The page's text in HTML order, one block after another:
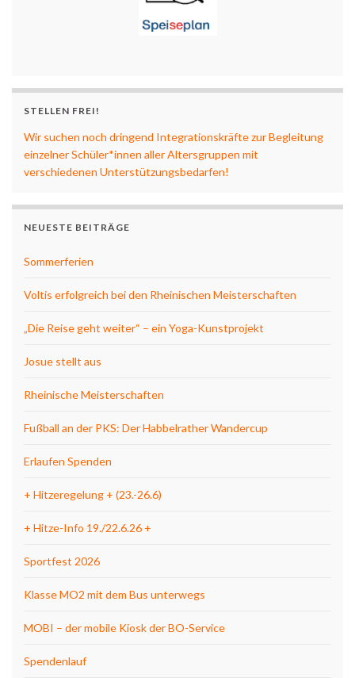
STELLEN FREI!
Wir suchen noch dringend Integrationskräfte zur Begleitung
einzelner Schüler*innen aller Altersgruppen mit
verschiedenen Unterstützungsbedarfen!
NEUESTE BEITRÄGE
Sommerferien
Voltis erfolgreich bei den Rheinischen Meisterschaften
„Die Reise geht weiter“ – ein Yoga-Kunstprojekt
Josue stellt aus
Rheinische Meisterschaften
Fußball an der PKS: Der Habbelrather Wandercup
Erlaufen Spenden
+ Hitzeregelung + (23.-26.6)
+ Hitze-Info 19./22.6.26 +
Sportfest 2026
Klasse MO2 mit dem Bus unterwegs
MOBI – der mobile Kiosk der BO-Service
Spendenlauf